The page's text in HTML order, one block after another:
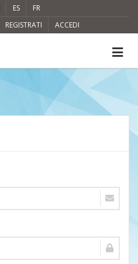
ES
FR
REGISTRATI ACCEDI